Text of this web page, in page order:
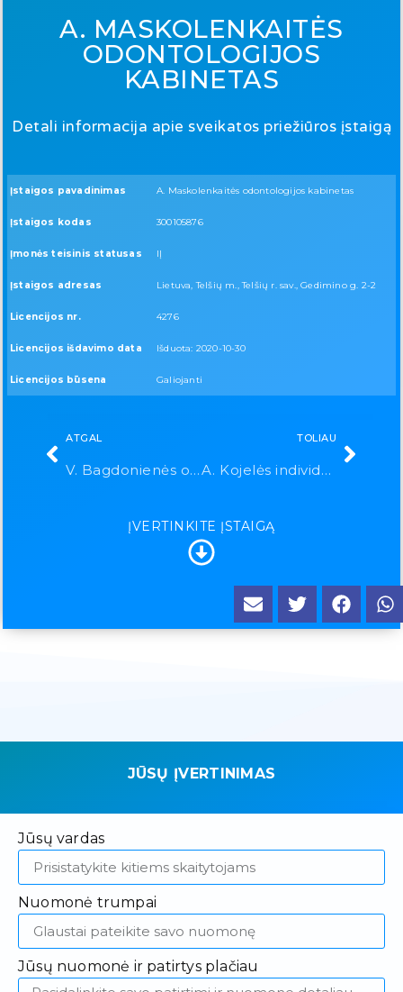
A. MASKOLENKAITĖS
ODONTOLOGIJOS
KABINETAS
Detali informacija apie sveikatos priežiūros įstaigą
Įstaigos pavadinimas A. Maskolenkaitės odontologijos kabinetas
Įstaigos kodas 300105876
Įmonės teisinis statusas IĮ
Įstaigos adresas Lietuva, Telšių m., Telšių r. sav., Gedimino g. 2-2
Licencijos nr. 4276
Licencijos išdavimo data Išduota: 2020-10-30
Licencijos būsena Galiojanti
ATGAL
V. Bagdonienės odontologijos kabinetas
TOLIAU
A. Kojelės individuali įmonė
ĮVERTINKITE ĮSTAIGĄ
JŪSŲ ĮVERTINIMAS
Jūsų vardas
Nuomonė trumpai
Jūsų nuomonė ir patirtys plačiau